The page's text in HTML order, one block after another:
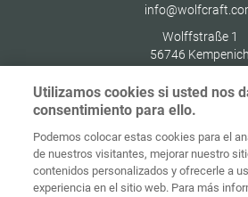
Wolffstraße 1
56746 Kempenich
Inicio Contacto
Utilizamos cookies si usted nos
consentimiento para ello.
Podemos colocar estas cookies para el
de nuestros visitantes, mejorar nuestro
contenidos personalizados y ofrecerle a
experiencia en el sitio web. Para más